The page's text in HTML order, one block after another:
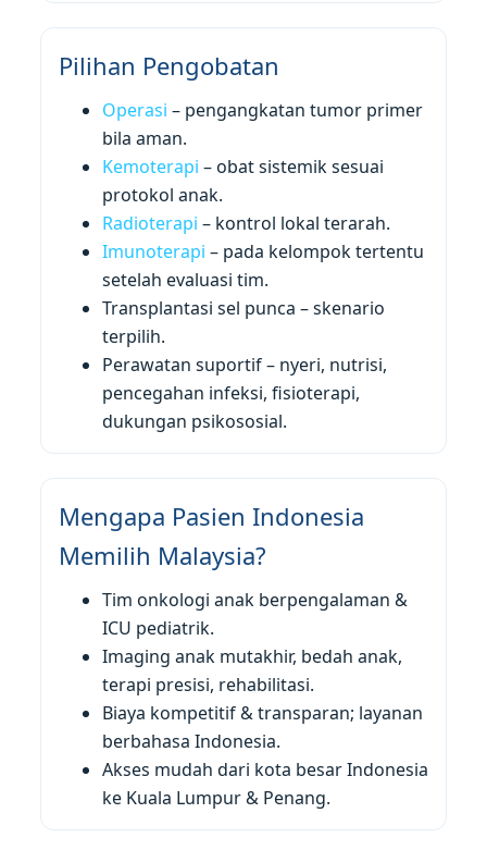
Pilihan Pengobatan
Operasi – pengangkatan tumor primer
bila aman.
Kemoterapi – obat sistemik sesuai
protokol anak.
Radioterapi – kontrol lokal terarah.
Imunoterapi – pada kelompok tertentu
setelah evaluasi tim.
Transplantasi sel punca – skenario
terpilih.
Perawatan suportif – nyeri, nutrisi,
pencegahan infeksi, fisioterapi,
dukungan psikososial.
Mengapa Pasien Indonesia
Memilih Malaysia?
Tim onkologi anak berpengalaman &
ICU pediatrik.
Imaging anak mutakhir, bedah anak,
terapi presisi, rehabilitasi.
Biaya kompetitif & transparan; layanan
berbahasa Indonesia.
Akses mudah dari kota besar Indonesia
ke Kuala Lumpur & Penang.